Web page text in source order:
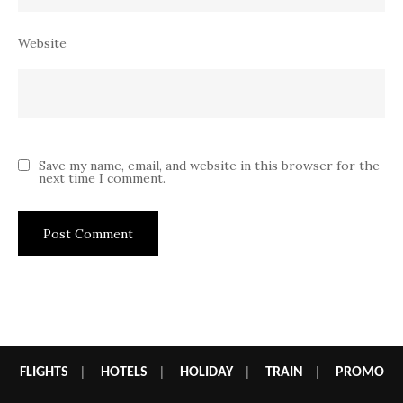
Website
Save my name, email, and website in this browser for the
next time I comment.
FLIGHTS HOTELS HOLIDAY| TRAIN PROMO